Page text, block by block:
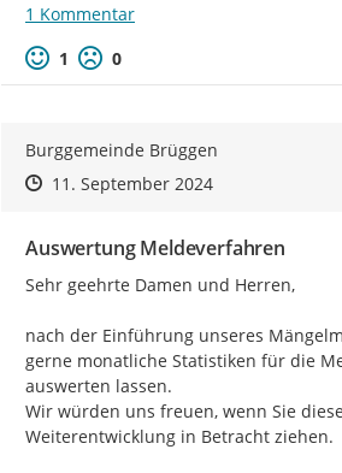
1 Kommentar
1
0
Burggemeinde Brüggen
Zeitpunkt des Erstellens
Zeitpunkt des Erstellens
11. September 2024Zur Äußerung
Auswertung Meldeverfahren
Sehr geehrte Damen und Herren,
nach der Einführung unseres
gerne monatliche Statistiken für die
auswerten lassen.
Wir würden uns freuen, wenn Sie
Weiterentwicklung in Betracht ziehen.